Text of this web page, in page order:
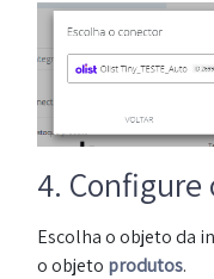
4.
Escolha o objeto da
o objeto produtos.